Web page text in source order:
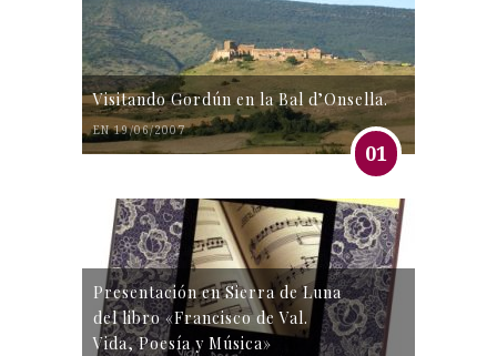
Visitando Gordún en la Bal d’Onsella.
EN 19/06/2007
01
Presentación en Sierra de Luna
del libro «Francisco de Val.
Vida, Poesía y Música»